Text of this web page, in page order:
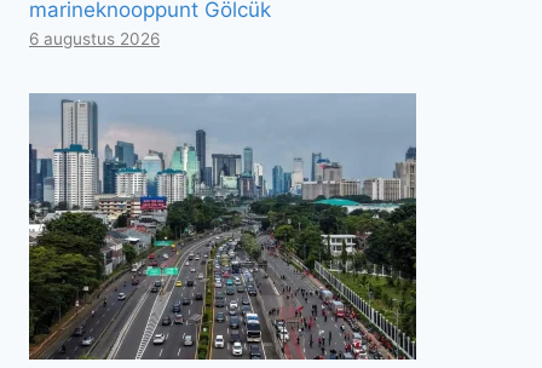
marineknooppunt Gölcük
6 augustus 2026